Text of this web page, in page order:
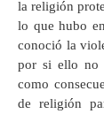
la religión
lo que hubo
conoció la
por si ello no
como
de religión